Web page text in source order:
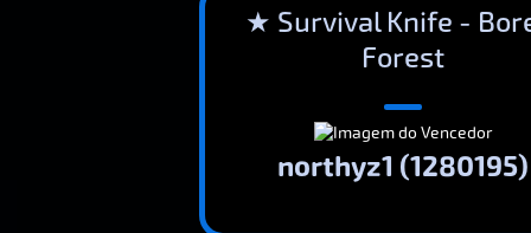
★ Survival Knife -
Forest
northyz1 (1280195)